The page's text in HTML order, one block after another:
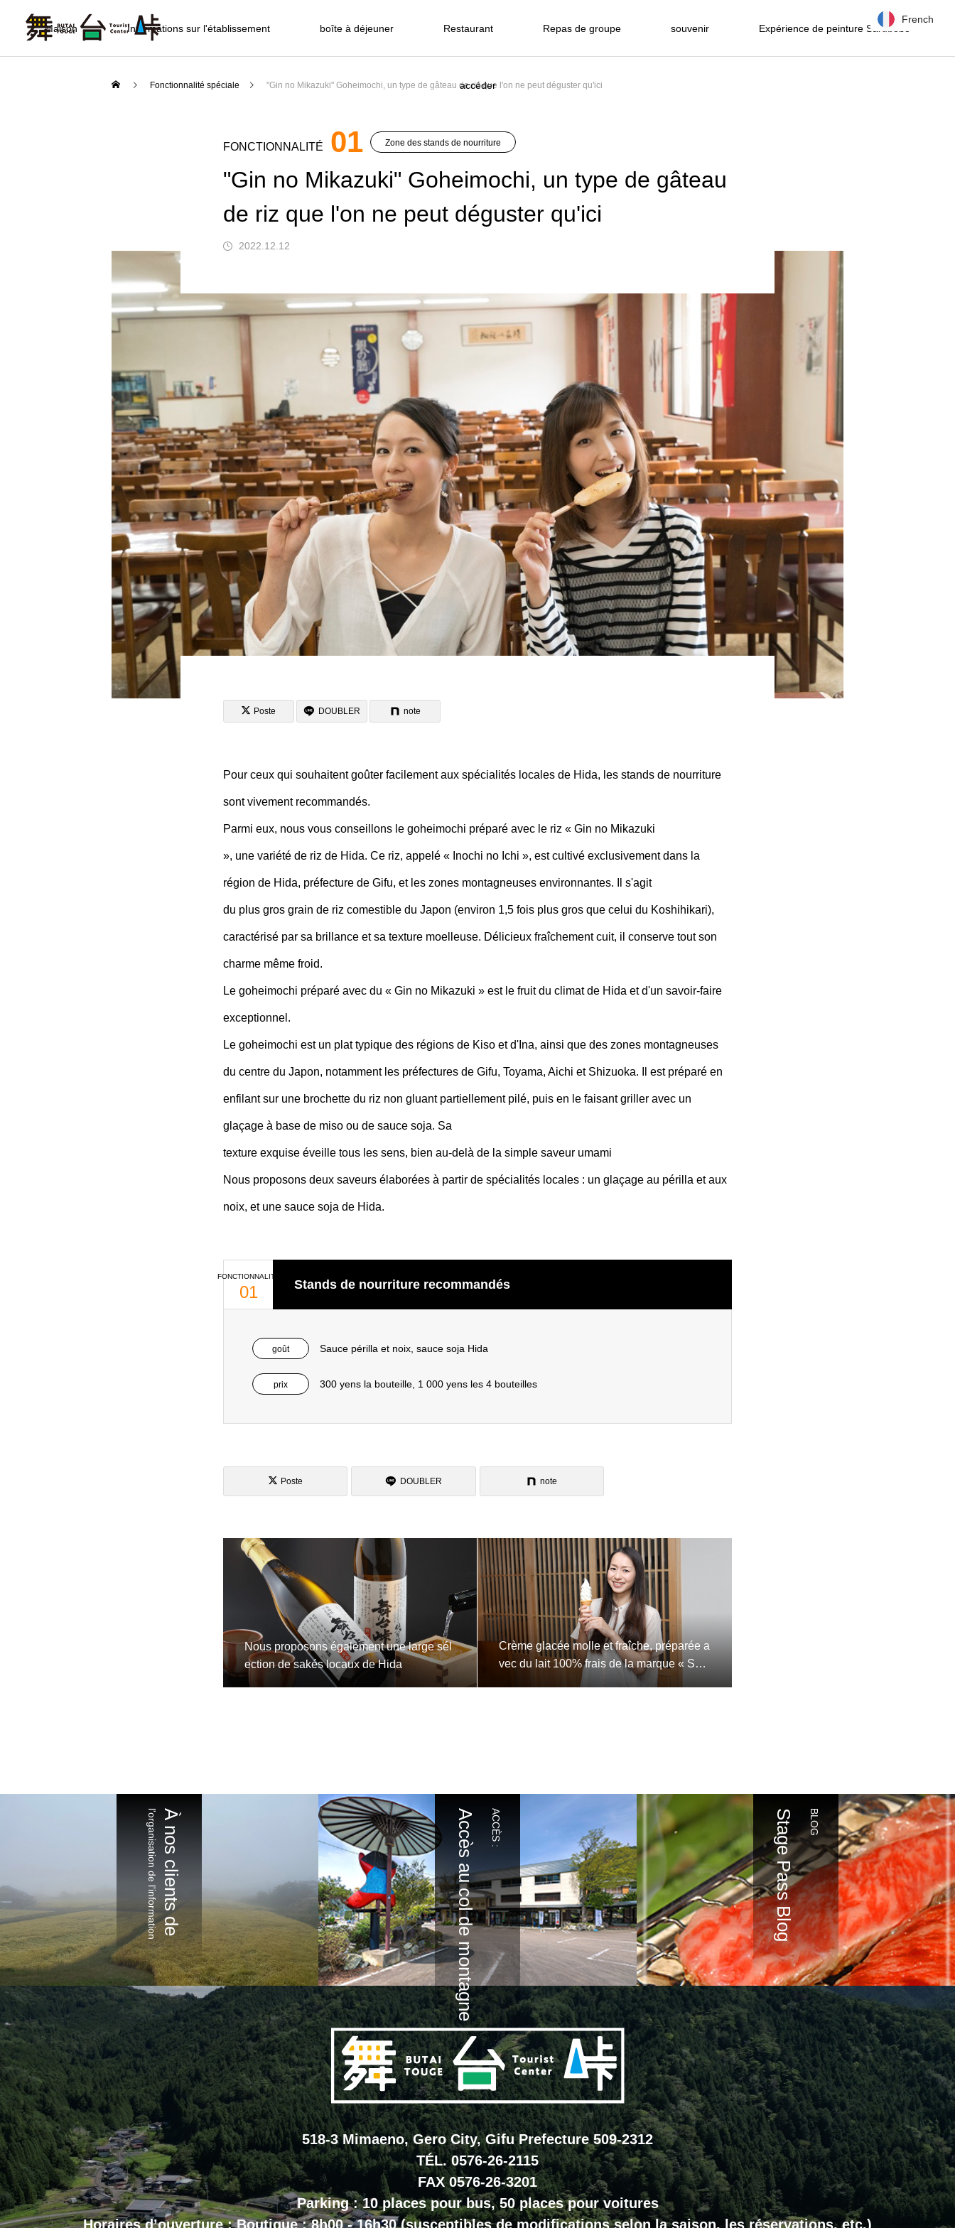
Maison Informations sur l'établissement boîte à déjeuner Restaurant Repas de groupe souvenir Expérience de peinture Sarubobo
accéder
Fonctionnalité spéciale "Gin no Mikazuki" Goheimochi, un type de gâteau de riz que l'on ne peut déguster qu'ici
FONCTIONNALITÉ 01 Zone des stands de nourriture
"Gin no Mikazuki" Goheimochi, un type de gâteau
de riz que l'on ne peut déguster qu'ici
2022.12.12
Poste DOUBLER note
Pour ceux qui souhaitent goûter facilement aux spécialités locales de Hida, les stands de nourriture
sont vivement recommandés.
Parmi eux, nous vous conseillons le goheimochi préparé avec le riz « Gin no Mikazuki
», une variété de riz de Hida. Ce riz, appelé « Inochi no Ichi », est cultivé exclusivement dans la
région de Hida, préfecture de Gifu, et les zones montagneuses environnantes. Il s'agit
du plus gros grain de riz comestible du Japon (environ 1,5 fois plus gros que celui du Koshihikari),
caractérisé par sa brillance et sa texture moelleuse. Délicieux fraîchement cuit, il conserve tout son
charme même froid.
Le goheimochi préparé avec du « Gin no Mikazuki » est le fruit du climat de Hida et d'un savoir-faire
exceptionnel.
Le goheimochi est un plat typique des régions de Kiso et d'Ina, ainsi que des zones montagneuses
du centre du Japon, notamment les préfectures de Gifu, Toyama, Aichi et Shizuoka. Il est préparé en
enfilant sur une brochette du riz non gluant partiellement pilé, puis en le faisant griller avec un
glaçage à base de miso ou de sauce soja. Sa
texture exquise éveille tous les sens, bien au-delà de la simple saveur umami
Nous proposons deux saveurs élaborées à partir de spécialités locales : un glaçage au périlla et aux
noix, et une sauce soja de Hida.
FONCTIONNALITÉ
01 Stands de nourriture recommandés
goût Sauce périlla et noix, sauce soja Hida
prix 300 yens la bouteille, 1 000 yens les 4 bouteilles
Poste DOUBLER note
Nous proposons également une large sél
ection de sakés locaux de Hida
Crème glacée molle et fraîche, préparée a
vec du lait 100% frais de la marque « Suz
À nos clients de
l'organisation de l'information ACCÈS :
Accès au col de montagne BLOG
Stage Pass Blog
518-3 Mimaeno, Gero City, Gifu Prefecture 509-2312
TÉL. 0576-26-2115
FAX 0576-26-3201
Parking : 10 places pour bus, 50 places pour voitures
Horaires d’ouverture : Boutique : 8h00 - 16h30 (susceptibles de modifications selon la saison, les réservations, etc.)
French
French